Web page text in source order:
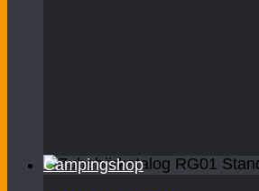
Campingshop